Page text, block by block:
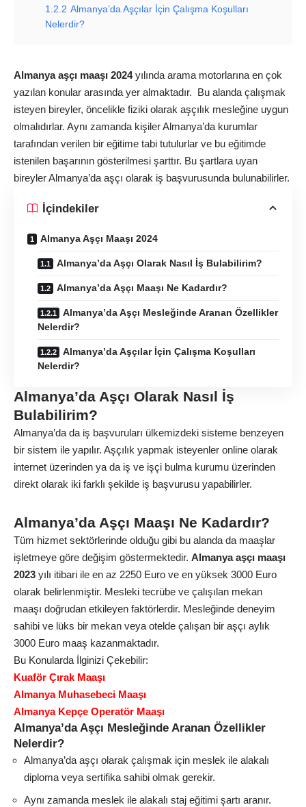
1.2.2 Almanya’da Aşçılar İçin Çalışma Koşulları
Nelerdir?
Almanya aşçı maaşı 2024yılında arama motorlarına en çok
yazılan konular arasında yer almaktadır. Bu alanda çalışmak
isteyen bireyler, öncelikle fiziki olarak aşçılık mesleğine uygun
olmalıdırlar. Aynı zamanda kişiler Almanya’da kurumlar
tarafından verilen bir eğitime tabi tutulurlar ve bu eğitimde
istenilen başarının gösterilmesi şarttır. Bu şartlara uyan
bireyler Almanya’da aşçı olarak iş başvurusunda bulunabilirler.
İçindekiler
Almanya Aşçı Maaşı 2024
Almanya’da Aşçı Olarak Nasıl İş Bulabilirim?
Almanya’da Aşçı Maaşı Ne Kadardır?
Almanya’da Aşçı Mesleğinde Aranan Özellikler
Nelerdir?
Almanya’da Aşçılar İçin Çalışma Koşulları
Nelerdir?
Almanya’da Aşçı Olarak Nasıl İş
Bulabilirim?
Almanya’da da iş başvuruları ülkemizdeki sisteme benzeyen
bir sistem ile yapılır. Aşçılık yapmak isteyenler online olarak
internet üzerinden ya da iş ve işçi bulma kurumu üzerinden
direkt olarak iki farklı şekilde iş başvurusu yapabilirler.
Almanya’da Aşçı Maaşı Ne Kadardır?
Tüm hizmet sektörlerinde olduğu gibi bu alanda da maaşlar
işletmeye göre değişim göstermektedir. Almanya aşçı maaşı
2023 yılı itibari ile en az 2250 Euro ve en yüksek 3000 Euro
olarak belirlenmiştir. Mesleki tecrübe ve çalışılan mekan
maaşı doğrudan etkileyen faktörlerdir. Mesleğinde deneyim
sahibi ve lüks bir mekan veya otelde çalışan bir aşçı aylık
3000 Euro maaş kazanmaktadır.
Bu Konularda İlginizi Çekebilir:
Kuaför Çırak Maaşı
Almanya Muhasebeci Maaşı
Almanya Kepçe Operatör Maaşı
Almanya’da Aşçı Mesleğinde Aranan Özellikler
Nelerdir?
Almanya’da aşçı olarak çalışmak için meslek ile alakalı
diploma veya sertifika sahibi olmak gerekir.
Aynı zamanda meslek ile alakalı staj eğitimi şartı aranır.